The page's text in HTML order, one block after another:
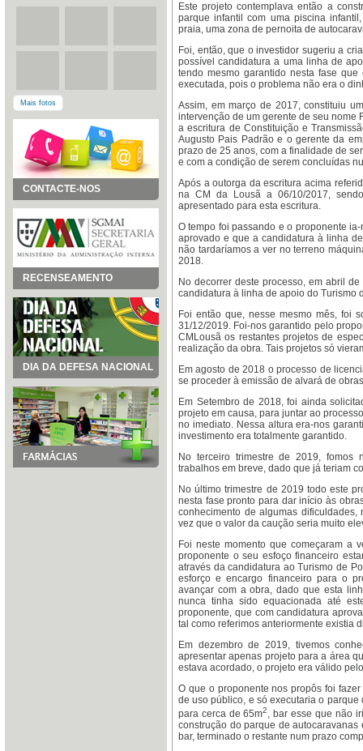
Mais fotos
CONTACTE-NOS
RECENSEAMENTO
DIA DA DEFESA NACIONAL
Este projeto contemplava então a
parque infantil com uma piscina
praia, uma zona de pernoita de
Foi, então, que o investidor sugeriu a
possível candidatura a uma linha de
tendo mesmo garantido nesta fase
executada, pois o problema não era o
Assim, em março de 2017, constituiu
intervenção de um gerente de seu nome
a escritura de Constituição e
Augusto Pais Padrão e o gerente da
prazo de 25 anos, com a finalidade de
e com a condição de serem concluídas
Após a outorga da escritura acima
na CM da Lousã a 06/10/2017,
apresentado para esta escritura.
O tempo foi passando e o proponente
aprovado e que a candidatura à linha
não tardaríamos a ver no terreno
2018.
No decorrer deste processo, em abril
candidatura à linha de apoio do Turismo
Foi então que, nesse mesmo mês, foi
31/12/2019. Foi-nos garantido pelo
CMLousã os restantes projetos de
realização da obra. Tais projetos só
Em agosto de 2018 o processo de
se proceder à emissão de alvará de
Em Setembro de 2018, foi ainda
projeto em causa, para juntar ao
no imediato. Nessa altura era-nos
investimento era totalmente garantido.
No terceiro trimestre de 2019, fomos
trabalhos em breve, dado que já teriam
No último trimestre de 2019 todo este
nesta fase pronto para dar início às
conhecimento de algumas
vez que o valor da caução seria muito
Foi neste momento que começaram a
proponente o seu esfoço financeiro
através da candidatura ao Turismo de
esforço e encargo financeiro para o
avançar com a obra, dado que esta
nunca tinha sido equacionada até
proponente, que com candidatura
tal como referimos anteriormente existia
Em dezembro de 2019, tivemos
apresentar apenas projeto para a área
estava acordado, o projeto era válido
O que o proponente nos propôs foi
de uso público, e só executaria o
para cerca de 65m2, bar esse que não
construção do parque de
bar, terminado o restante num prazo